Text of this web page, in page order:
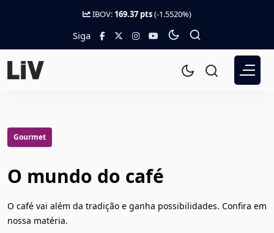
IBOV: 169.37 pts(-1.5520%)
Siga
Gourmet
O mundo do café
O café vai além da tradição e ganha possibilidades. Confira em
nossa matéria.